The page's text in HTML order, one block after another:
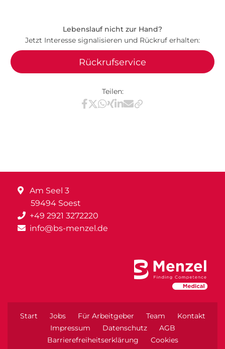
Lebenslauf nicht zur Hand?
Jetzt Interesse signalisieren und Rückruf erhalten:
Rückrufservice
Teilen:
Teilen via Facebook
Teilen via X / Twitter
Teilen via WhatsApp
Teilen via Xing
Teilen via LinkedIn
Teilen via E-Mail
Am Seel 3
59494 Soest
+49 2921 3272220
info@bs-menzel.de
Start Jobs Für Arbeitgeber Team
Kontakt
Impressum
Datenschutz
AGB
Barrierefreiheitserklärung
Cookies